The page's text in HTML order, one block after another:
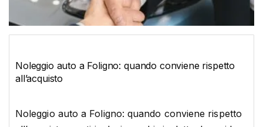
Noleggio auto a Foligno: quando conviene rispetto
all’acquisto
Noleggio auto a Foligno: quando conviene rispetto